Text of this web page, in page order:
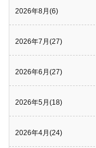
2026年8月(6)
2026年7月(27)
2026年6月(27)
2026年5月(18)
2026年4月(24)